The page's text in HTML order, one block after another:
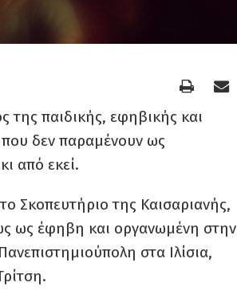
της παιδικής, εφηβικής και
που δεν παραμένουν ως
από εκεί.
Σκοπευτήριο της Καισαριανής,
ως έφηβη και οργανωμένη στην
στα Ιλίσια,